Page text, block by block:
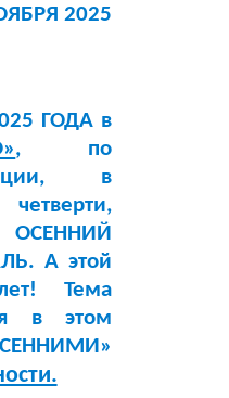
2025
ГОДА в
, по
в
А этой
Тема
в этом